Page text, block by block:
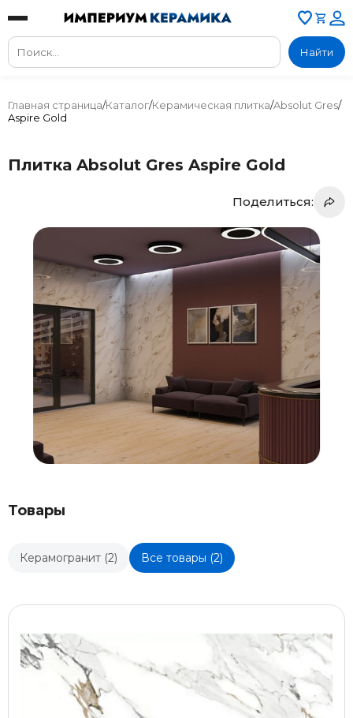
Найти
Главная страница/Каталог/Керамическая плитка/Absolut Gres/
Aspire Gold
Плитка Absolut Gres Aspire Gold
Поделиться:
Товары
Керамогранит (2) Все товары (2)